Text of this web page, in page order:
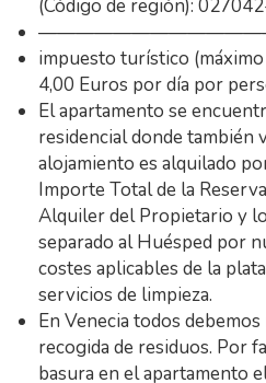
(Código de región):
impuesto turístico
4,00 Euros por día por
El apartamento se
residencial donde también
alojamiento es alquilado
Importe Total de la
Alquiler del Propietario y
separado al Huésped por
costes aplicables de la
servicios de limpieza.
En Venecia todos
recogida de residuos. Por
basura en el apartamento